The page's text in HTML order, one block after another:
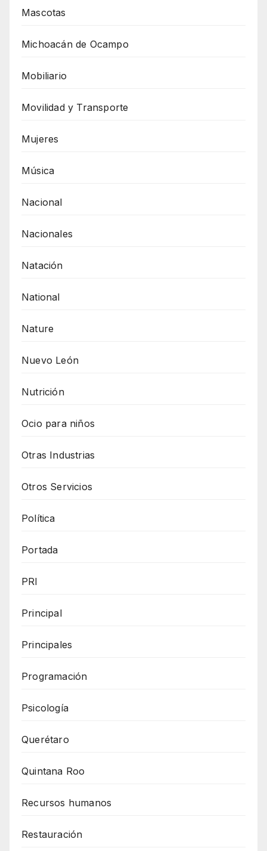
Mascotas
Michoacán de Ocampo
Mobiliario
Movilidad y Transporte
Mujeres
Música
Nacional
Nacionales
Natación
National
Nature
Nuevo León
Nutrición
Ocio para niños
Otras Industrias
Otros Servicios
Política
Portada
PRI
Principal
Principales
Programación
Psicología
Querétaro
Quintana Roo
Recursos humanos
Restauración